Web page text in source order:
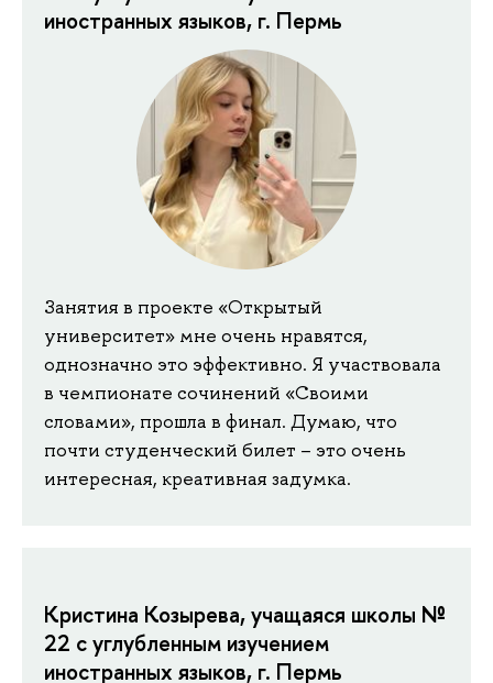
иностранных языков, г. Пермь
Занятия в проекте «Открытый
университет» мне очень нравятся,
однозначно это эффективно. Я участвовала
в чемпионате сочинений «Своими
словами», прошла в финал. Думаю, что
почти студенческий билет – это очень
интересная, креативная задумка.
Кристина Козырева, учащаяся школы №
22 с углубленным изучением
иностранных языков, г. Пермь